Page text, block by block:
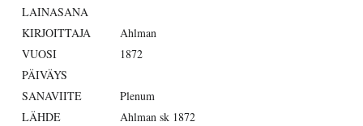
LAINASANA
KIRJOITTAJA
Ahlman
VUOSI
1872
PÄIVÄYS
SANAVIITE
Plenum
LÄHDE
Ahlman sk 1872